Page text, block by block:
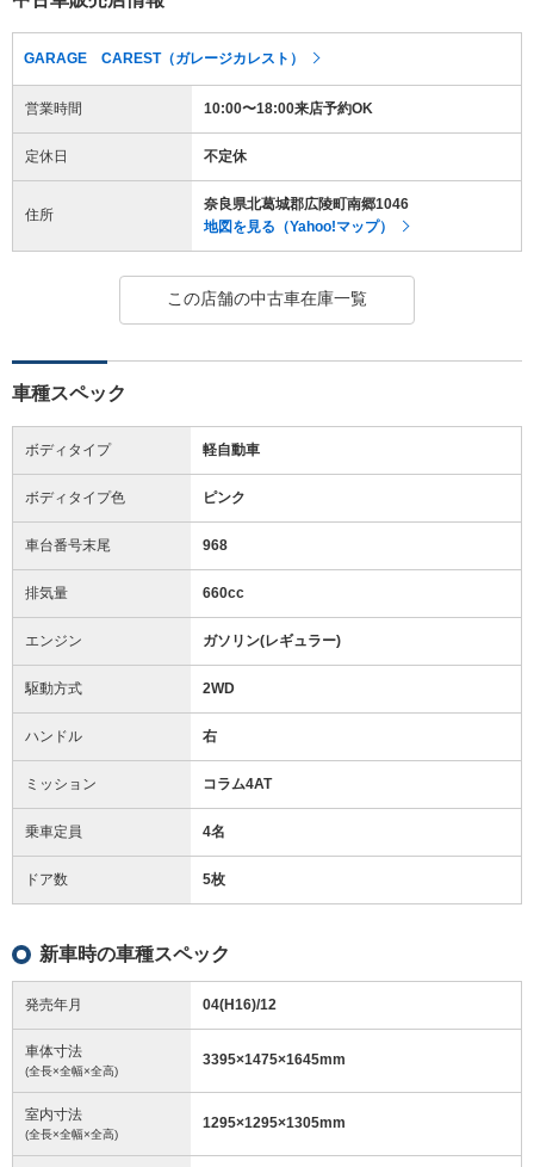
GARAGE CAREST（ガレージカレスト）
営業時間 10:00〜18:00来店予約OK
定休日 不定休
住所
奈良県北葛城郡広陵町南郷1046
地図を見る（Yahoo!マップ）
この店舗の中古車在庫一覧
車種スペック
ボディタイプ 軽自動車
ボディタイプ色 ピンク
車台番号末尾 968
排気量 660cc
エンジン ガソリン(レギュラー)
駆動方式 2WD
ハンドル 右
ミッション コラム4AT
乗車定員 4名
ドア数 5枚
新車時の車種スペック
発売年月 04(H16)/12
車体寸法
(全長×全幅×全高)
3395×1475×1645mm
室内寸法
(全長×全幅×全高)
1295×1295×1305mm